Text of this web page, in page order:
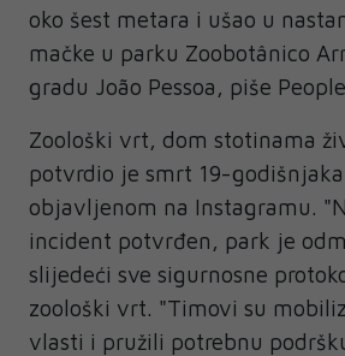
oko šest metara i ušao u
mačke u parku Zoobotânico
gradu João Pessoa, piše
Zoološki vrt, dom stotinama
potvrdio je smrt 19-
objavljenom na Instagramu.
incident potvrđen, park je
slijedeći sve sigurnosne
zoološki vrt. "Timovi su
vlasti i pružili potrebnu